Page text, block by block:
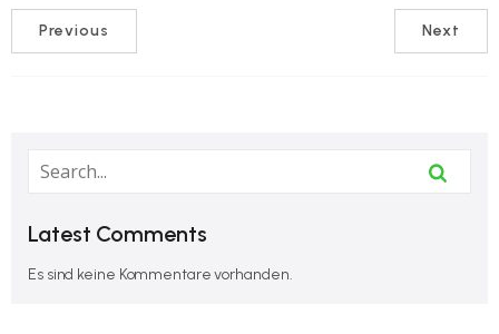
Previous Next
Latest Comments
Es sind keine Kommentare vorhanden.